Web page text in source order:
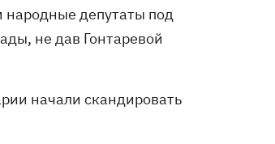
народные депутаты под
не дав Гонтаревой
начали скандировать